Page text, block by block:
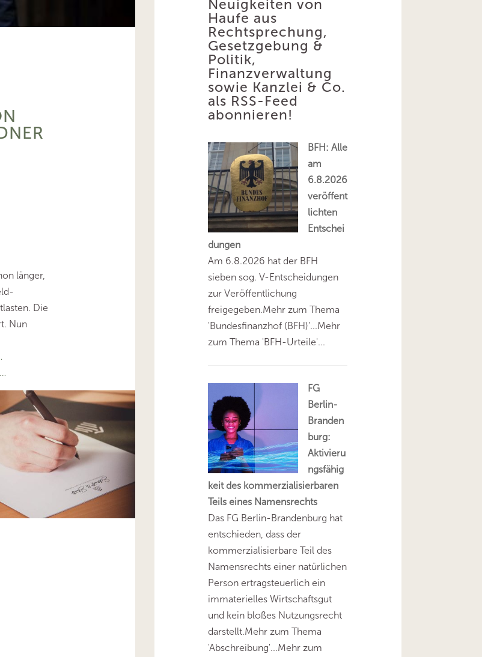
länger,
Die
Nun
Neuigkeiten von
Haufe aus
Rechtsprechung,
Gesetzgebung &
Politik,
Finanzverwaltung
sowie Kanzlei & Co.
als RSS-Feed
abonnieren!
BFH: Alle
am
6.8.2026
veröffent
lichten
Entschei
dungen
Am 6.8.2026 hat der BFH
sieben sog. V-Entscheidungen
zur Veröffentlichung
freigegeben.Mehr zum Thema
'Bundesfinanzhof (BFH)'...Mehr
zum Thema 'BFH-Urteile'...
FG
Berlin-
Branden
burg:
Aktivieru
ngsfähig
keit des kommerzialisierbaren
Teils eines Namensrechts
Das FG Berlin-Brandenburg hat
entschieden, dass der
kommerzialisierbare Teil des
Namensrechts einer natürlichen
Person ertragsteuerlich ein
immaterielles Wirtschaftsgut
und kein bloßes Nutzungsrecht
darstellt.Mehr zum Thema
'Abschreibung'...Mehr zum